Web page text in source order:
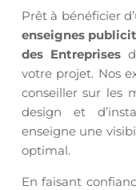
Prêt à bénéficier
enseignes
des Entreprises
votre projet. Nos
conseiller sur les
design et
enseigne une
optimal.
En faisant